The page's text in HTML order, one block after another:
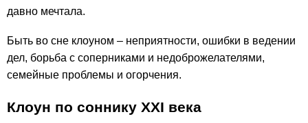
давно мечтала.
Быть во сне клоуном – неприятности, ошибки в ведении
дел, борьба с соперниками и недоброжелателями,
семейные проблемы и огорчения.
Клоун по соннику ХХІ века